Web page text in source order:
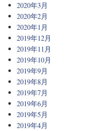
2020年3月
2020年2月
2020年1月
2019年12月
2019年11月
2019年10月
2019年9月
2019年8月
2019年7月
2019年6月
2019年5月
2019年4月